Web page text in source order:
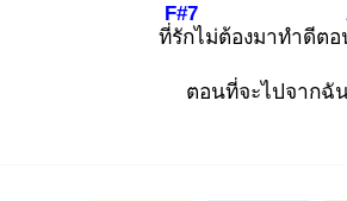
ที่รัก
F#7
ไม่ต้องมาทำดีต
ตอนที่จะไปจากฉั